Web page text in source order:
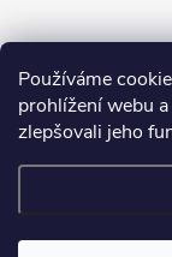
Používáme
prohlížení webu
zlepšovali jeho
Copyright 2026